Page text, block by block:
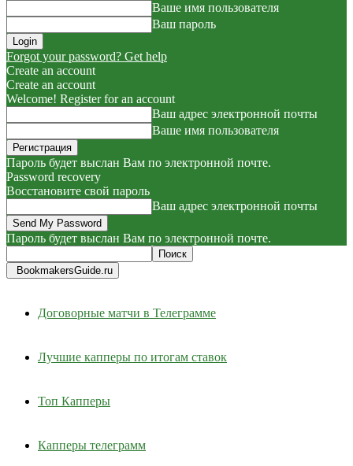
Ваше имя пользователя
Ваш пароль
Forgot your password? Get help
Create an account
Create an account
Welcome! Register for an account
Ваш адрес электронной почты
Ваше имя пользователя
Пароль будет выслан Вам по электронной почте.
Password recovery
Восстановите свой пароль
Ваш адрес электронной почты
Пароль будет выслан Вам по электронной почте.
BookmakersGuide.ru
Договорные матчи в Телеграмме
Лучшие капперы по итогам ставок
Топ Капперы
Капперы телеграмм